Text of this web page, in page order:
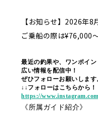
【お知らせ】2026年
ご乗船の際は¥76,000
最近の釣果や、ワンポイ
広い情報を配信中！
ぜひフォローお願いします
↓↓フォローはこちらから！
https://
《所属ガイド紹介》